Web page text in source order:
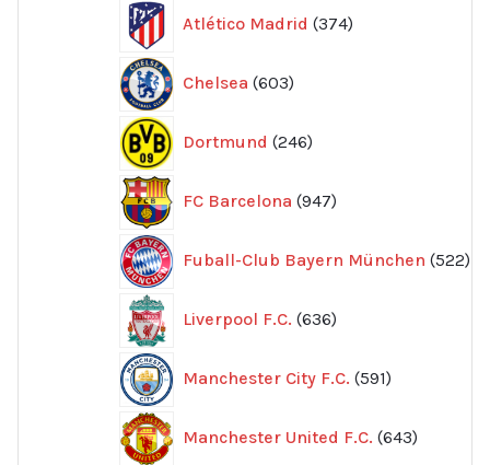
Atlético Madrid 374
produkter
Chelsea 603
produkter
Dortmund 246
produkter
FC Barcelona 947
produkter
Fuball-Club Bayern München 522
Liverpool F.C. 636
produkter
Manchester City F.C. 591
produkter
Manchester United F.C. 643